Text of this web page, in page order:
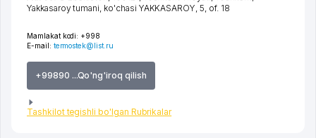
Mamlakat kodi: +998
E-mail: termostek@list.ru
+99890 ...Qo'ng'iroq qilish
Tashkilot tegishli bo'lgan Rubrikalar
Yakkasaroy tumani ko'chasi YAKKASAROY , 5, of. 18